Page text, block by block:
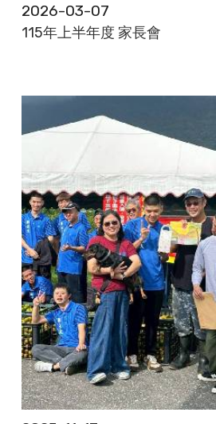
2026-03-07
115年上半年度 家長會